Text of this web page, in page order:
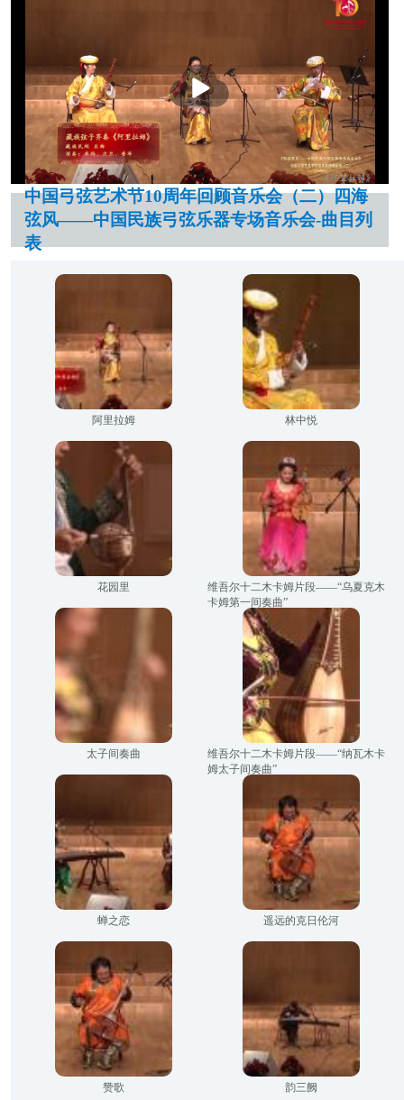
播
放
中国弓弦艺术节10周年回顾音乐会（二）四海
弦风——中国民族弓弦乐器专场音乐会-曲目列
表
阿里拉姆 林中悦
花园里
维吾尔十二木卡姆片段——“乌夏克木
卡姆第一间奏曲”
太子间奏曲
维吾尔十二木卡姆片段——“纳瓦木卡
姆太子间奏曲”
蝉之恋 遥远的克日伦河
赞歌 韵三阙